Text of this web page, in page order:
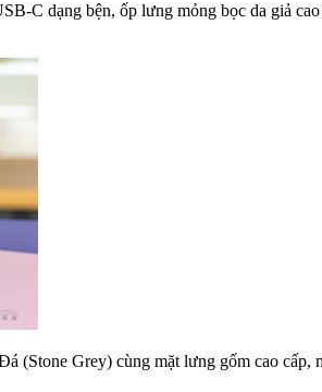
C dạng bện, ốp lưng mỏng bọc da giả
Grey) cùng mặt lưng gốm cao cấp,